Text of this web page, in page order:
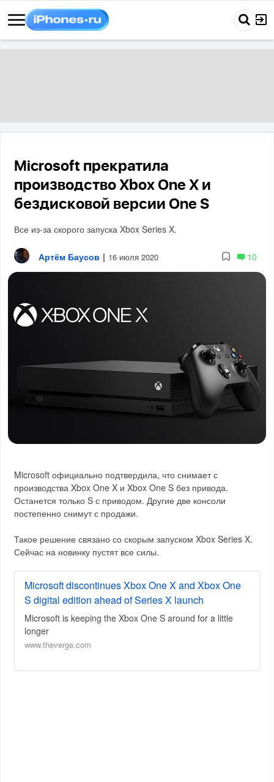
Microsoft прекратила
производство Xbox One X и
бездисковой версии One S
Все из-за скорого запуска Xbox Series X.
Артём Баусов | 16 июля 2020 10
Microsoft официально подтвердила, что снимает с
производства Xbox One X и Xbox One S без привода.
Останется только S с приводом. Другие две консоли
постепенно снимут с продажи.
Такое решение связано со скорым запуском Xbox Series X.
Сейчас на новинку пустят все силы.
Microsoft discontinues Xbox One X and Xbox One
S digital edition ahead of Series X launch
Microsoft is keeping the Xbox One S around for a little
longer
www.theverge.com